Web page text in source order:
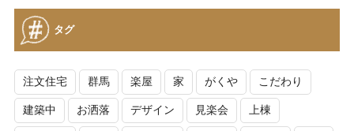
タグ
注文住宅 群馬 楽屋 家 がくや こだわり
建築中 お洒落 デザイン 見楽会 上棟